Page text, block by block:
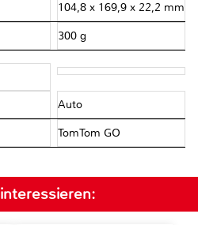
104,8 x 169,9 x 22,2 mm
300 g
Auto
TomTom GO